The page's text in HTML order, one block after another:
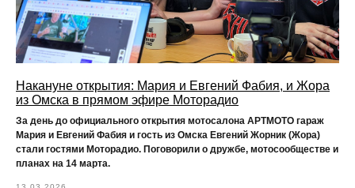
Накануне открытия: Мария и Евгений Фабия, и Жора
из Омска в прямом эфире Моторадио
За день до официального открытия мотосалона АРТМОТО гараж
Мария и Евгений Фабия и гость из Омска Евгений Жорник (Жора)
стали гостями Моторадио. Поговорили о дружбе, мотосообществе и
планах на 14 марта.